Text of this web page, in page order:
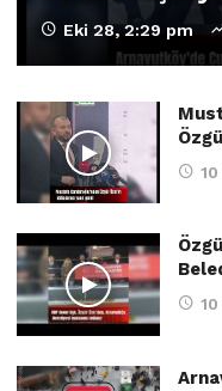
Eki 28, 2:29 pm